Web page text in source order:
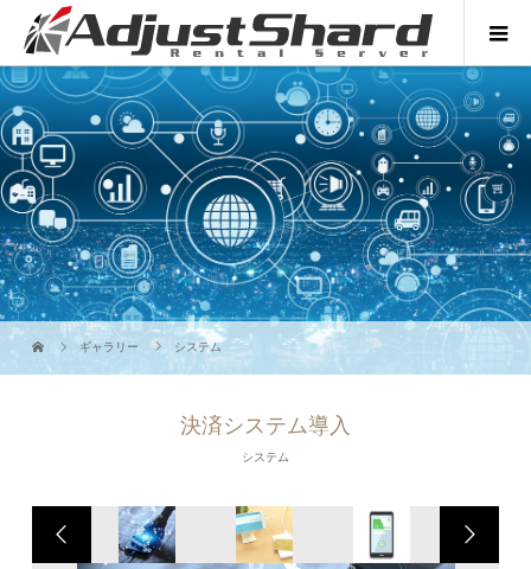
ギャラリー システム
決済システム導入
システム